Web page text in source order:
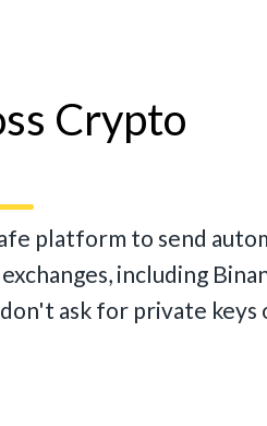
Crypto
platform to send
including
ask for private keys